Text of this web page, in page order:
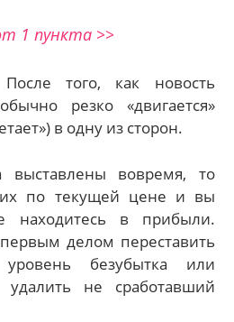
1 пункта >>
того, как новость
резко «двигается»
в одну из сторон.
выставлены вовремя, то
их по текущей цене и вы
находитесь в прибыли.
делом переставить
безубытка или
не сработавший